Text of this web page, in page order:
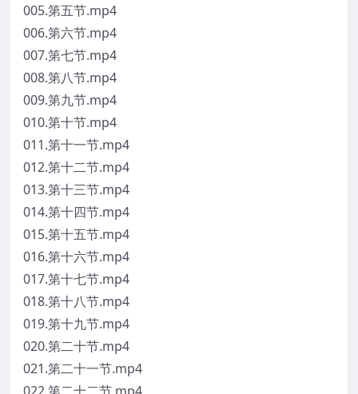
005.第五节.mp4
006.第六节.mp4
007.第七节.mp4
008.第八节.mp4
009.第九节.mp4
010.第十节.mp4
011.第十一节.mp4
012.第十二节.mp4
013.第十三节.mp4
014.第十四节.mp4
015.第十五节.mp4
016.第十六节.mp4
017.第十七节.mp4
018.第十八节.mp4
019.第十九节.mp4
020.第二十节.mp4
021.第二十一节.mp4